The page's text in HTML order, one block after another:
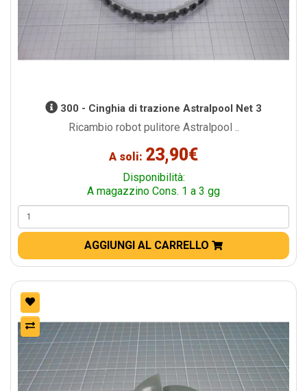
300 - Cinghia di trazione Astralpool Net 3
Ricambio robot pulitore Astralpool ..
A soli: 23,90€
Disponibilità:
A magazzino Cons. 1 a 3 gg
AGGIUNGI AL CARRELLO